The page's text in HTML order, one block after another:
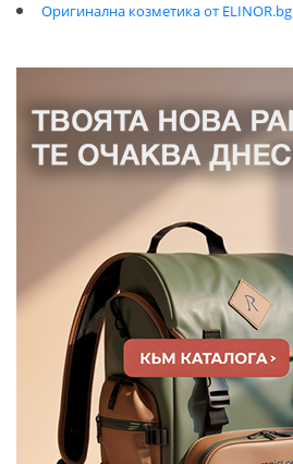
Оригинална козметика от ELINOR.bg